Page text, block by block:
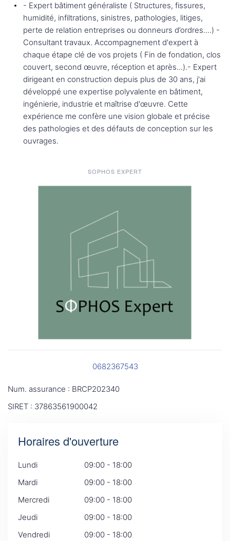
- Expert bâtiment généraliste ( Structures, fissures,
humidité, infiltrations, sinistres, pathologies, litiges,
perte de relation entreprises ou donneurs d’ordres....) -
Consultant travaux. Accompagnement d'expert à
chaque étape clé de vos projets ( Fin de fondation, clos
couvert, second œuvre, réception et après...).- Expert
dirigeant en construction depuis plus de 30 ans, j'ai
développé une expertise polyvalente en bâtiment,
ingénierie, industrie et maîtrise d'œuvre. Cette
expérience me confère une vision globale et précise
des pathologies et des défauts de conception sur les
ouvrages.
SOPHOS EXPERT
0682367543
Num. assurance : BRCP202340
SIRET : 37863561900042
Horaires d'ouverture
Lundi
09:00 - 18:00
Mardi
09:00 - 18:00
Mercredi
09:00 - 18:00
Jeudi
09:00 - 18:00
Vendredi
09:00 - 18:00